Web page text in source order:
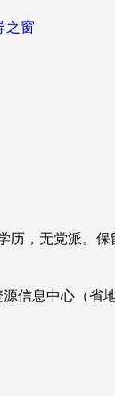
之窗
历，无党派。保
信息中心（省